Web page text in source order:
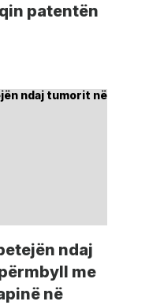
patentën
ndaj
me
në